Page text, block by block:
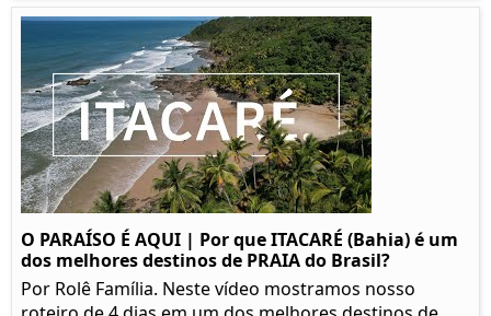
O PARAÍSO É AQUI | Por que ITACARÉ (Bahia) é um
dos melhores destinos de PRAIA do Brasil?
Por Rolê Família. Neste vídeo mostramos nosso